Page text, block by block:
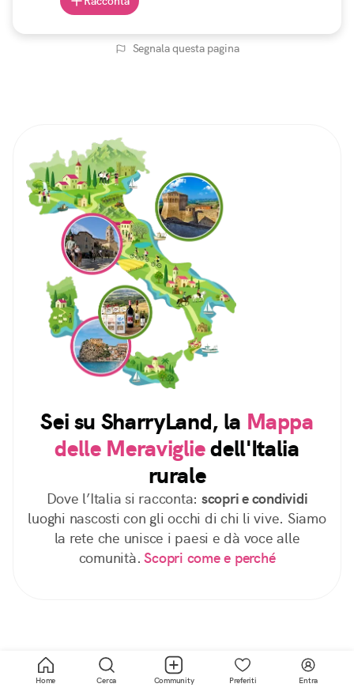
Segnala questa pagina
Sei su SharryLand, la Mappa
delle Meravigliedell'Italia
rurale
Dove l’Italia si racconta: scopri e condividi
luoghi nascosti con gli occhi di chi li vive. Siamo
la rete che unisce i paesi e dà voce alle
comunità. Scopri come e perché
Home Cerca Community Preferiti Entra